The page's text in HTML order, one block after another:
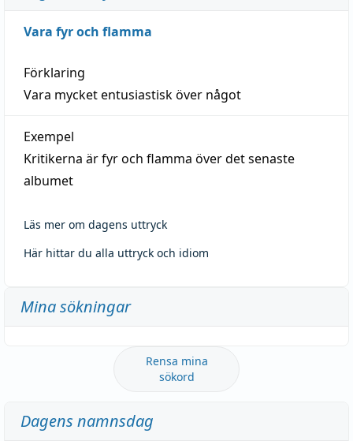
Vara fyr och flamma
Förklaring
Vara mycket entusiastisk över något
Exempel
Kritikerna är fyr och flamma över det senaste
albumet
Läs mer om dagens uttryck
Här hittar du alla uttryck och idiom
Mina sökningar
Rensa mina
sökord
Dagens namnsdag